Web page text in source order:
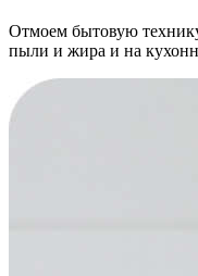
Отмоем бытовую
пыли и жира и на